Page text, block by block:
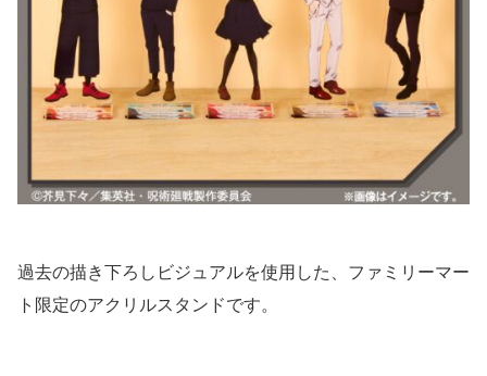
過去の描き下ろしビジュアルを使用した、ファミリーマー
ト限定のアクリルスタンドです。